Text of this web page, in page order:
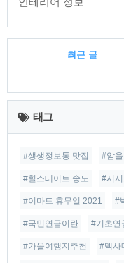
최근 글
최
근
글
태그
#생생정보통 맛집 #암
#힐스테이트 송도 #시
#이마트 휴무일 2021 #
#국민연금이란 #기초연
#가을여행지추천 #덱사